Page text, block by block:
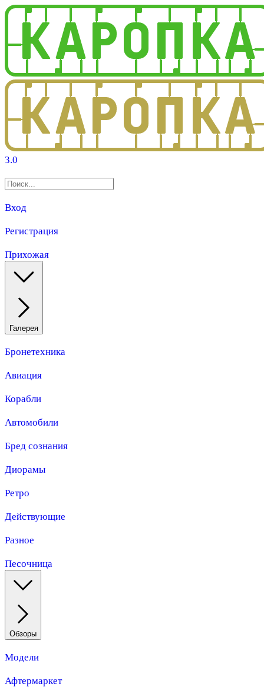
3.0
Вход
Регистрация
Прихожая
Галерея
Бронетехника
Авиация
Корабли
Автомобили
Бред сознания
Диорамы
Ретро
Действующие
Разное
Песочница
Обзоры
Модели
Афтермаркет